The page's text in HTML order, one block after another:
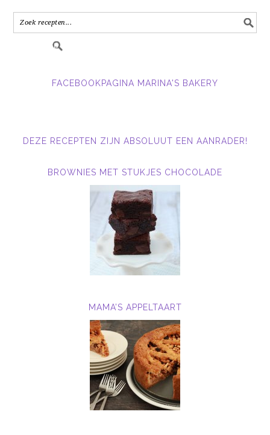
in.....
FACEBOOKPAGINA MARINA'S BAKERY
DEZE RECEPTEN ZIJN ABSOLUUT EEN AANRADER!
BROWNIES MET STUKJES CHOCOLADE
MAMA’S APPELTAART